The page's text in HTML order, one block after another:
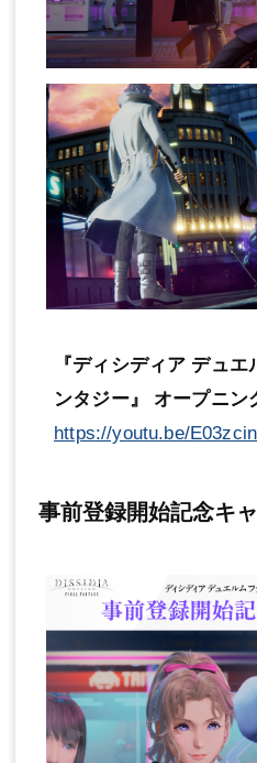
『ディシディア デュ
ンタジー』 オープニン
https://youtu.be/
事前登録開始記念キ